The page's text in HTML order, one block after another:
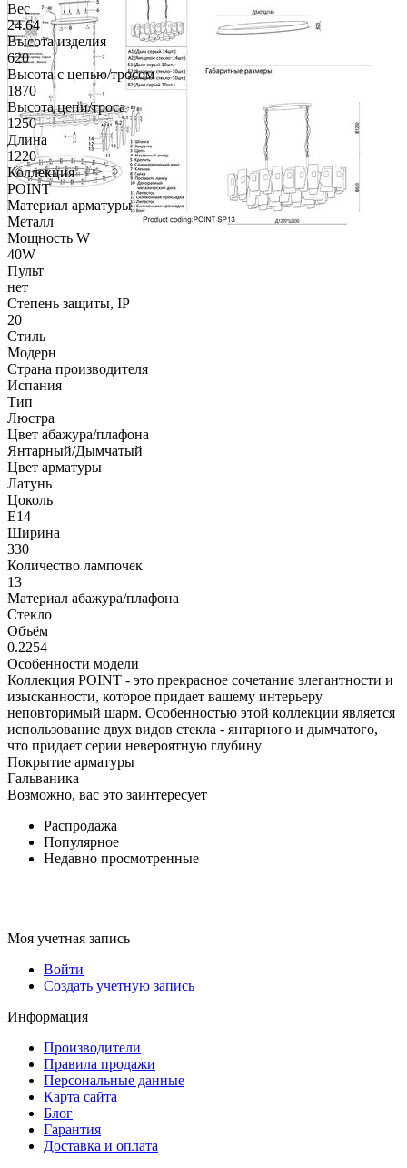
Вес
24.64
Высота изделия
620
Высота с цепью/тросом
1870
Высота цепи/троса
1250
Длина
1220
Коллекция
POINT
Материал арматуры
Металл
Мощность W
40W
Пульт
нет
Степень защиты, IP
20
Стиль
Модерн
Страна производителя
Испания
Тип
Люстра
Цвет абажура/плафона
Янтарный/Дымчатый
Цвет арматуры
Латунь
Цоколь
E14
Ширина
330
Количество лампочек
13
Материал абажура/плафона
Стекло
Объём
0.2254
Особенности модели
Коллекция POINT - это прекрасное сочетание элегантности и
изысканности, которое придает вашему интерьеру
неповторимый шарм. Особенностью этой коллекции является
использование двух видов стекла - янтарного и дымчатого,
что придает серии невероятную глубину
Покрытие арматуры
Гальваника
Возможно, вас это заинтересует
Распродажа
Популярное
Недавно просмотренные
Моя учетная запись
Войти
Создать учетную запись
Информация
Производители
Правила продажи
Персональные данные
Карта сайта
Блог
Гарантия
Доставка и оплата